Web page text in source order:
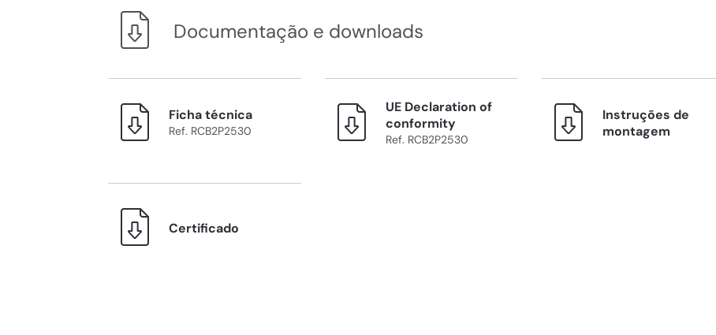
Documentação e downloads
Ficha técnica
Ref. RCB2P2530
UE Declaration of
conformity
Ref. RCB2P2530
Instruções de
montagem
Certificado